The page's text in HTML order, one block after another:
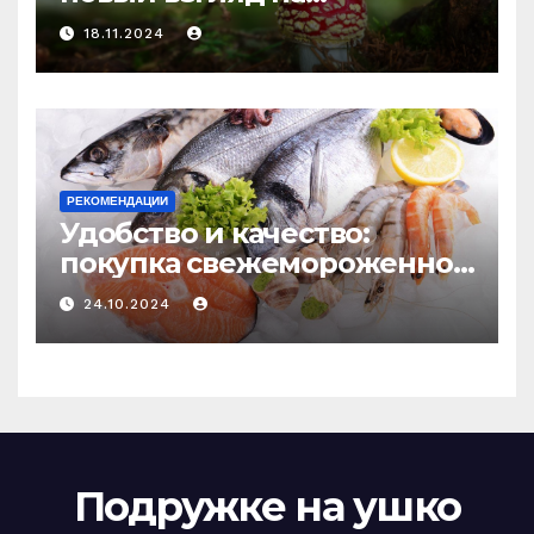
психоделику
18.11.2024
РЕКОМЕНДАЦИИ
Удобство и качество:
покупка свежемороженной
рыбы онлайн
24.10.2024
Подружке на ушко